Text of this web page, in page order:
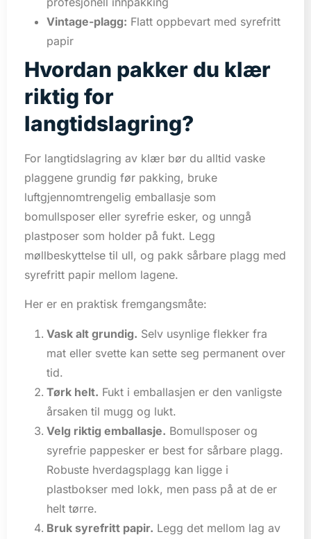
Vintage-plagg: Flatt oppbevart med syrefritt
papir
Hvordan pakker du klær
riktig for
langtidslagring?
For langtidslagring av klær bør du alltid vaske
plaggene grundig før pakking, bruke
luftgjennomtrengelig emballasje som
bomullsposer eller syrefrie esker, og unngå
plastposer som holder på fukt. Legg
møllbeskyttelse til ull, og pakk sårbare plagg med
syrefritt papir mellom lagene.
Her er en praktisk fremgangsmåte:
Vask alt grundig. Selv usynlige flekker fra
mat eller svette kan sette seg permanent over
tid.
Tørk helt. Fukt i emballasjen er den vanligste
årsaken til mugg og lukt.
Velg riktig emballasje. Bomullsposer og
syrefrie pappesker er best for sårbare plagg.
Robuste hverdagsplagg kan ligge i
plastbokser med lokk, men pass på at de er
helt tørre.
Bruk syrefritt papir. Legg det mellom lag av